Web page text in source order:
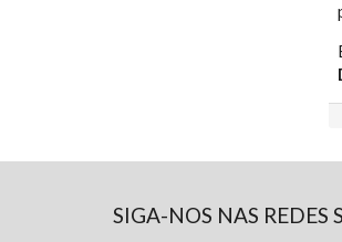
SIGA-NOS NAS REDES